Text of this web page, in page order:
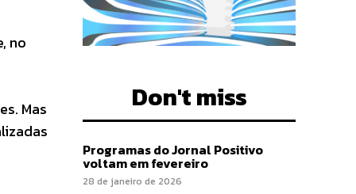
no
Mas
Don't miss
Programas do Jornal Positivo
voltam em fevereiro
28 de janeiro de 2026